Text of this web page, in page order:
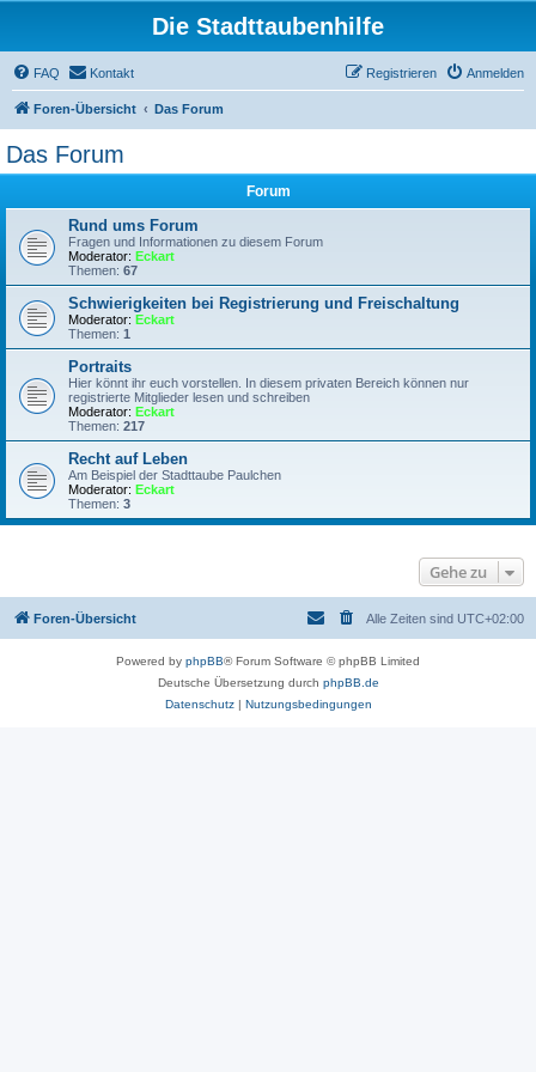
Die Stadttaubenhilfe
FAQ Kontakt Anmelden
Registrieren
Foren-Übersicht Das Forum
Das Forum
Forum
Rund ums Forum
Fragen und Informationen zu diesem Forum
Moderator: Eckart
Themen: 67
Schwierigkeiten bei Registrierung und Freischaltung
Moderator: Eckart
Themen: 1
Portraits
Hier könnt ihr euch vorstellen. In diesem privaten Bereich können nur
registrierte Mitglieder lesen und schreiben
Moderator: Eckart
Themen: 217
Recht auf Leben
Am Beispiel der Stadttaube Paulchen
Moderator: Eckart
Themen: 3
Gehe zu
Foren-Übersicht Alle Zeiten sind UTC+02:00
Powered by phpBB® Forum Software © phpBB Limited
Deutsche Übersetzung durch phpBB.de
Datenschutz| Nutzungsbedingungen